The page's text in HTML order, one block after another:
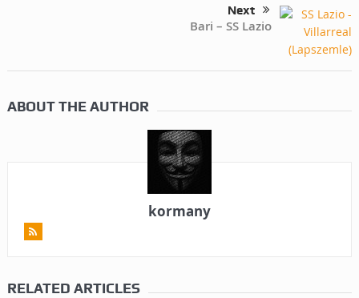
Next
Bari – SS Lazio
ABOUT THE AUTHOR
kormany
RELATED ARTICLES